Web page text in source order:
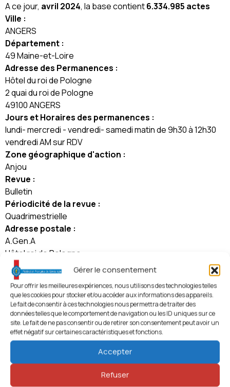
Gérer le consentement
Pour offrir les meilleures expériences, nous utilisons des technologies telles
que les cookies pour stocker et/ou accéder aux informations des appareils.
Le fait de consentir à ces technologies nous permettra de traiter des
données telles que le comportement de navigation ou les ID uniques sur ce
site. Le fait de ne pas consentir ou de retirer son consentement peut avoir un
effet négatif sur certaines caractéristiques et fonctions.
Accepter
Refuser
A ce jour, avril 2024, la base contient6.334.985 actes
Ville :
ANGERS
Département :
49 Maine-et-Loire
Adresse des Permanences :
Hôtel du roi de Pologne
2 quai du roi de Pologne
49100 ANGERS
Jours et Horaires des permanences :
lundi- mercredi - vendredi- samedi matin de 9h30 à 12h30
vendredi AM sur RDV
Zone géographique d'action :
Anjou
Revue :
Bulletin
Périodicité de la revue :
Quadrimestrielle
Adresse postale :
A.Gen.A
Hôtel roi de Pologne
2 quai du roi de Pologne
49100 ANGERS
2914 vues
Localisation
+
Leaflet| © OpenStreetMapcontributors
Pays de Loire
Voir le numéro de téléphone